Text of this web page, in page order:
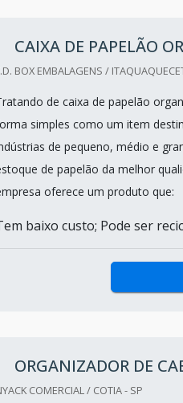
CAIXA DE PAPELÃO
BOX EMBALAGENS /
de caixa de papelão
simples como um item
de pequeno, médio e
de papelão da melhor
oferece um produto que:
baixo custo; Pode ser
ORGANIZADOR DE
COMERCIAL / COTIA - SP